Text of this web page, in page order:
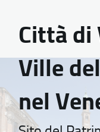
Città di
Ville
nel